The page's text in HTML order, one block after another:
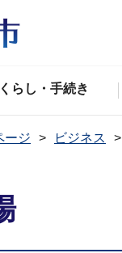
くらし・手続き
ージ ビジネス